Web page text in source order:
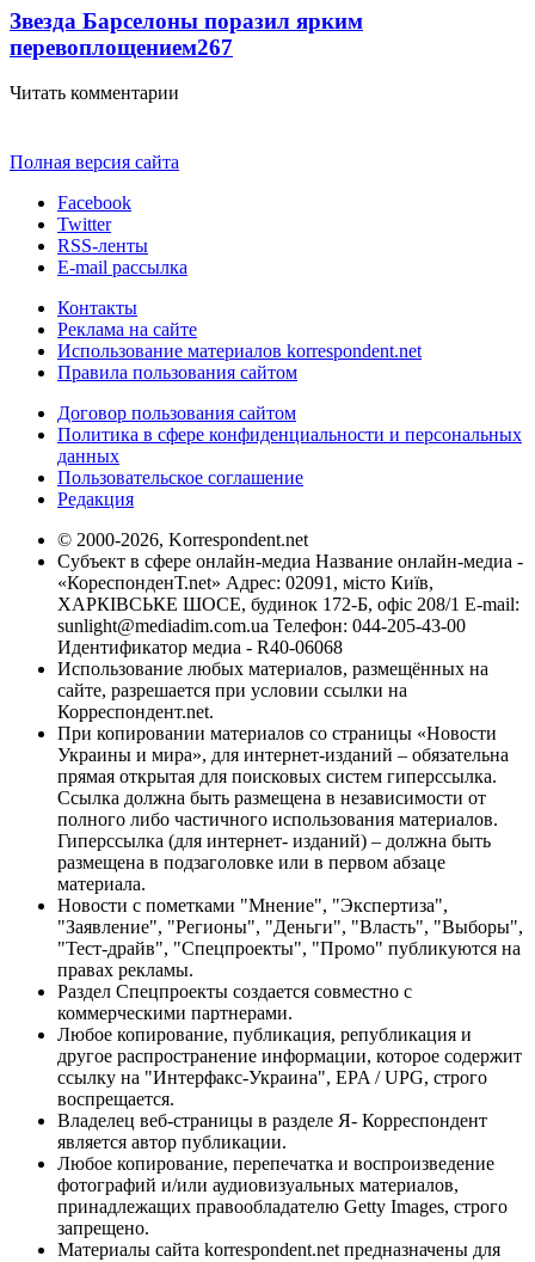
Звезда Барселоны поразил ярким
перевоплощением267
Читать комментарии
Полная версия сайта
Facebook
Twitter
RSS-ленты
E-mail рассылка
Контакты
Реклама на сайте
Использование материалов korrespondent.net
Правила пользования сайтом
Договор пользования сайтом
Политика в сфере конфиденциальности и персональных
данных
Пользовательское соглашение
Редакция
© 2000-2026, Korrespondent.net
Субъект в сфере онлайн-медиа Название онлайн-медиа -
«КореспонденТ.net» Адрес: 02091, місто Київ,
ХАРКІВСЬКЕ ШОСЕ, будинок 172-Б, офіс 208/1 E-mail:
sunlight@mediadim.com.ua Телефон: 044-205-43-00
Идентификатор медиа - R40-06068
Использование любых материалов, размещённых на
сайте, разрешается при условии ссылки на
Корреспондент.net.
При копировании материалов со страницы «Новости
Украины и мира», для интернет-изданий – обязательна
прямая открытая для поисковых систем гиперссылка.
Ссылка должна быть размещена в независимости от
полного либо частичного использования материалов.
Гиперссылка (для интернет- изданий) – должна быть
размещена в подзаголовке или в первом абзаце
материала.
Новости с пометками "Мнение", "Экспертиза",
"Заявление", "Регионы", "Деньги", "Власть", "Выборы",
"Тест-драйв", "Спецпроекты", "Промо" публикуются на
правах рекламы.
Раздел Спецпроекты создается совместно с
коммерческими партнерами.
Любое копирование, публикация, републикация и
другое распространение информации, которое содержит
ссылку на "Интерфакс-Украина", EPA / UPG, строго
воспрещается.
Владелец веб-страницы в разделе Я- Корреспондент
является автор публикации.
Любое копирование, перепечатка и воспроизведение
фотографий и/или аудиовизуальных материалов,
принадлежащих правообладателю Getty Images, строго
запрещено.
Материалы сайта korrespondent.net предназначены для